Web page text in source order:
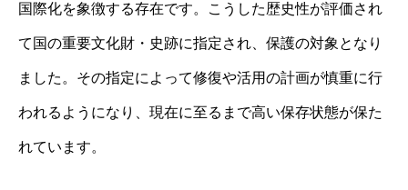
国際化を象徴する存在です。こうした歴史性が評価され
て国の重要文化財・史跡に指定され、保護の対象となり
ました。その指定によって修復や活用の計画が慎重に行
われるようになり、現在に至るまで高い保存状態が保た
れています。